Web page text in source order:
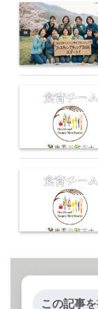
この記事